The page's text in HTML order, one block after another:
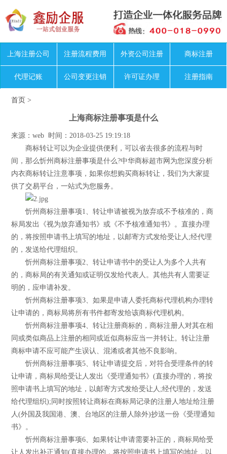
上海注册公司 注册流程费用 外资公司注册 商标注册
代理记账 公司变更注销 许可证办理 注册指南
首页 >
上海商标注册事项是什么
来源：web 时间：2018-03-25 19:19:18
商标转让可以为企业提供便利，可以省去很多的流程与时
间，那么忻州商标注册事项是什么?中华商标超市网为您深度分析
内衣商标转让注意事项，如果你想购买商标转让，我们为大家提
供了交易平台，一站式为您服务。
忻州商标注册事项1、转让申请被视为放弃或不予核准的，商
标局发出《视为放弃通知书》或《不予核准通知书》。直接办理
的，将按照申请书上填写的地址，以邮寄方式发给受让人;经代理
的，发送给代理组织。
忻州商标注册事项2、转让申请书中的受让人为多个人共有
的，商标局的有关通知或证明仅发给代表人。其他共有人需要证
明的，应申请补发。
忻州商标注册事项3、如果是申请人委托商标代理机构办理转
让申请的，商标局将所有书件都寄发给该商标代理机构。
忻州商标注册事项4、转让注册商标的，商标注册人对其在相
同或类似商品上注册的相同或近似商标应当一并转让。转让注册
商标申请不应可能产生误认、混淆或者其他不良影响。
忻州商标注册事项5、转让申请提交后，对符合受理条件的转
让申请，商标局给受让人发出《受理通知书》(直接办理的，将按
照申请书上填写的地址，以邮寄方式发给受让人;经代理的，发送
给代理组织);同时按照转让商标在商标局记录的注册人地址给注册
人(外国及我国港、澳、台地区的注册人除外)抄送一份《受理通知
书》。
忻州商标注册事项6、如果转让申请需要补正的，商标局给受
让人发出补正通知(直接办理的，将按照申请书上填写的地址，以